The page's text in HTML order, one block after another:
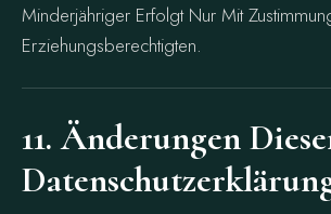
Minderjähriger Erfolgt Nur Mit
Erziehungsberechtigten.
11. Änderungen